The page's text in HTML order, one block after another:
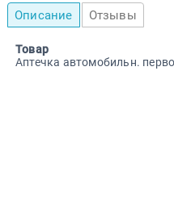
Описание Отзывы
Товар
Аптечка автомобильн.